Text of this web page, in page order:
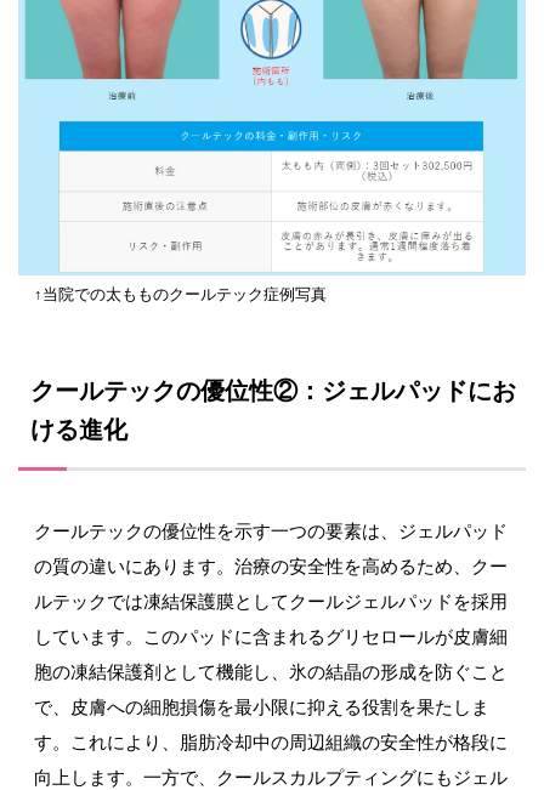
↑当院での太もものクールテック症例写真
クールテックの優位性②：ジェルパッドにお
ける進化
クールテックの優位性を示す一つの要素は、ジェルパッド
の質の違いにあります。治療の安全性を高めるため、クー
ルテックでは凍結保護膜としてクールジェルパッドを採用
しています。このパッドに含まれるグリセロールが皮膚細
胞の凍結保護剤として機能し、氷の結晶の形成を防ぐこと
で、皮膚への細胞損傷を最小限に抑える役割を果たしま
す。これにより、脂肪冷却中の周辺組織の安全性が格段に
向上します。一方で、クールスカルプティングにもジェル